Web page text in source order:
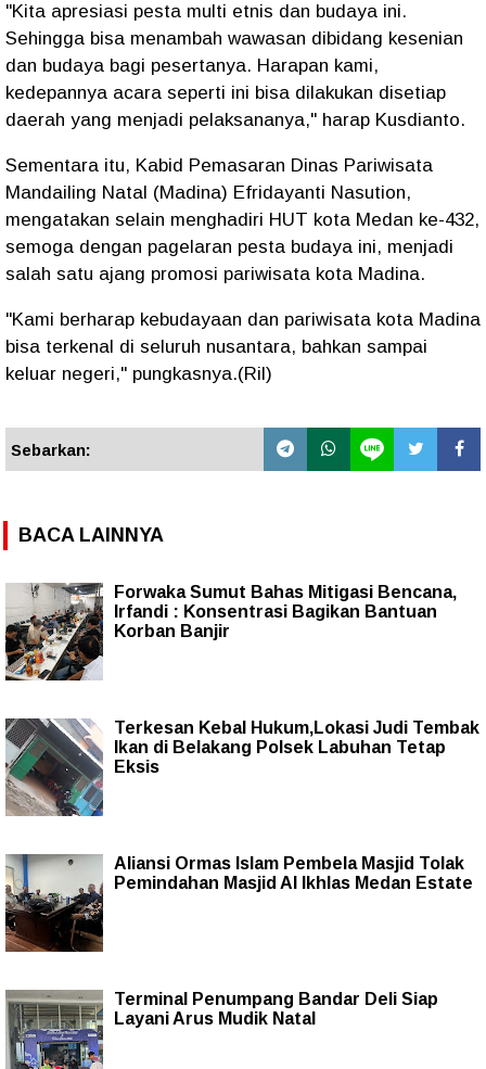
"Kita apresiasi pesta multi etnis dan budaya ini.
Sehingga bisa menambah wawasan dibidang kesenian
dan budaya bagi pesertanya. Harapan kami,
kedepannya acara seperti ini bisa dilakukan disetiap
daerah yang menjadi pelaksananya," harap Kusdianto.
Sementara itu, Kabid Pemasaran Dinas Pariwisata
Mandailing Natal (Madina) Efridayanti Nasution,
mengatakan selain menghadiri HUT kota Medan ke-432,
semoga dengan pagelaran pesta budaya ini, menjadi
salah satu ajang promosi pariwisata kota Madina.
"Kami berharap kebudayaan dan pariwisata kota Madina
bisa terkenal di seluruh nusantara, bahkan sampai
keluar negeri," pungkasnya.(Ril)
Sebarkan:
BACA LAINNYA
Forwaka Sumut Bahas Mitigasi Bencana,
Irfandi : Konsentrasi Bagikan Bantuan
Korban Banjir
Terkesan Kebal Hukum,Lokasi Judi Tembak
Ikan di Belakang Polsek Labuhan Tetap
Eksis
Aliansi Ormas Islam Pembela Masjid Tolak
Pemindahan Masjid Al Ikhlas Medan Estate
Terminal Penumpang Bandar Deli Siap
Layani Arus Mudik Natal